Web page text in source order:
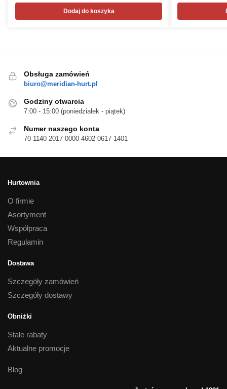
Dodaj do koszyka
8,90 zł.
Obsługa zamówień
biuro@meridian-hurt.pl
Godziny otwarcia
7:00 - 15:00 (poniedziałek - piątek)
Numer naszego konta
70 1140 2017 0000 4602 0617 1401
Hurtownia
O firmie
Asortyment
Współpraca
Regulamin
Dostawa
Szczegóły zamówień
Szczegóły dostawy
Obniżki
Stałe rabaty
Aktualne promocje
Blog